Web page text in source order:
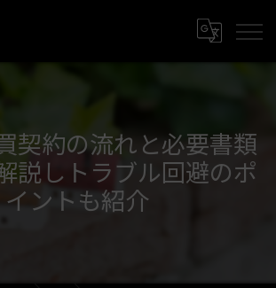
契約の流れと必要書類
説しトラブル回避のポ
イントも紹介